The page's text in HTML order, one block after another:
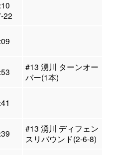
22
#13 湧川 ターンオー
バー(1本)
#13 湧川 ディフェン
スリバウンド(2-6-8)